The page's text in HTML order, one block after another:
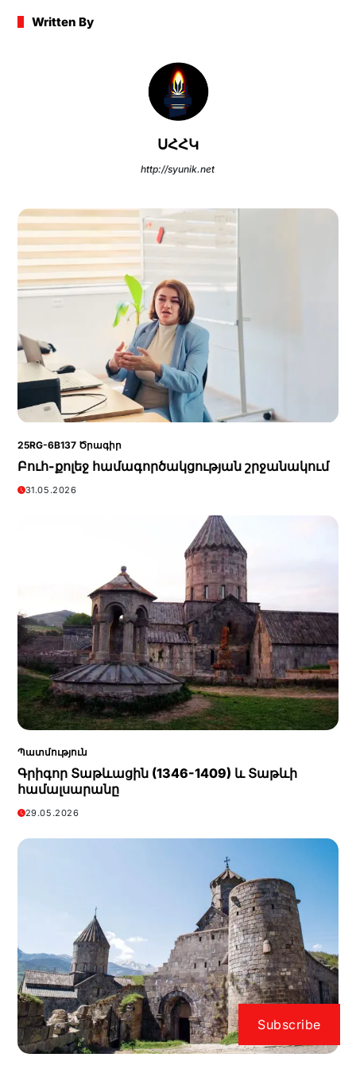
Written By
ՍՀՀԿ
http://syunik.net
25RG-6B137 Ծրագիր
Բուհ-քոլեջ համագործակցության շրջանակում
31.05.2026
Պատմություն
Գրիգոր Տաթևացին (1346-1409) և Տաթևի
համալսարանը
29.05.2026
Subscribe